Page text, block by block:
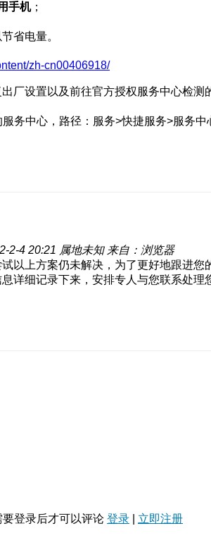
手机；
省电量。
zh-cn00406918/
厂设置以及前往官方授权服务中心检
务中心，路径：服务>快捷服务>服务中
2-4 20:21 属地未知 来自：浏览器
以上方案仍未解决，为了更好地跟进您
详细记录下来，安排专人与您联系处理
要登录后才可以评论 登录 立即注册